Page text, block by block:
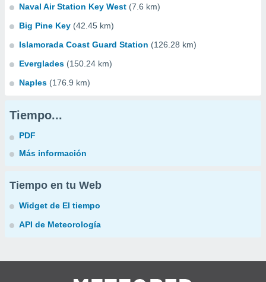
Naval Air Station Key West (7.6 km)
Big Pine Key (42.45 km)
Islamorada Coast Guard Station (126.28 km)
Everglades (150.24 km)
Naples (176.9 km)
Tiempo...
PDF
Más información
Tiempo en tu Web
Widget de El tiempo
API de Meteorología